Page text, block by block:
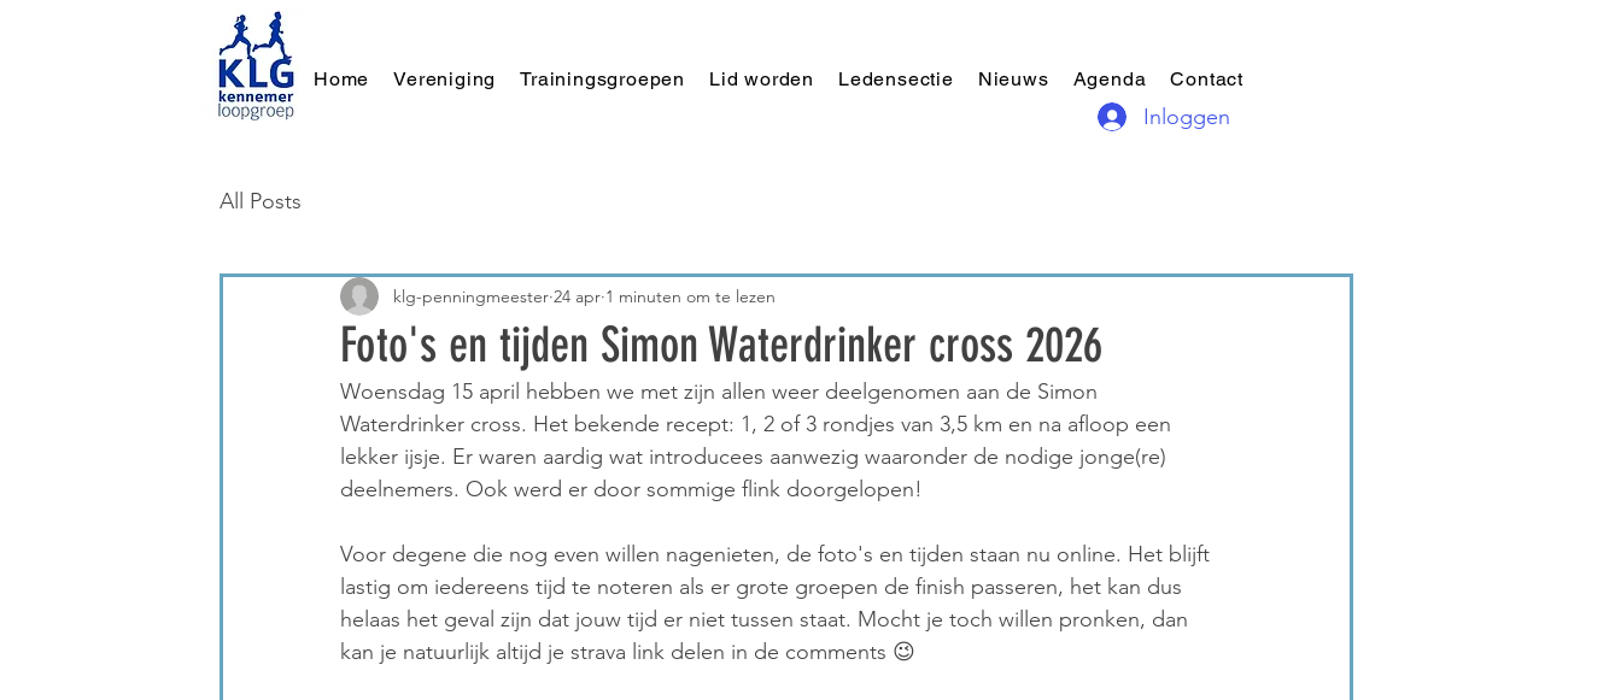
Home Vereniging Trainingsgroepen Lid worden Ledensectie Nieuws Agenda Contact
Inloggen
All Posts
Foto's en tijden Simon Waterdrinker cross 2026
klg-penningmeester 24 apr 1 minuten om te lezen
Woensdag 15 april hebben we met zijn allen weer deelgenomen aan de Simon
Waterdrinker cross. Het bekende recept: 1, 2 of 3 rondjes van 3,5 km en na afloop een
lekker ijsje. Er waren aardig wat introducees aanwezig waaronder de nodige jonge(re)
deelnemers. Ook werd er door sommige flink doorgelopen!
Voor degene die nog even willen nagenieten, de foto's en tijden staan nu online. Het blijft
lastig om iedereens tijd te noteren als er grote groepen de finish passeren, het kan dus
helaas het geval zijn dat jouw tijd er niet tussen staat. Mocht je toch willen pronken, dan
kan je natuurlijk altijd je strava link delen in de comments 😉